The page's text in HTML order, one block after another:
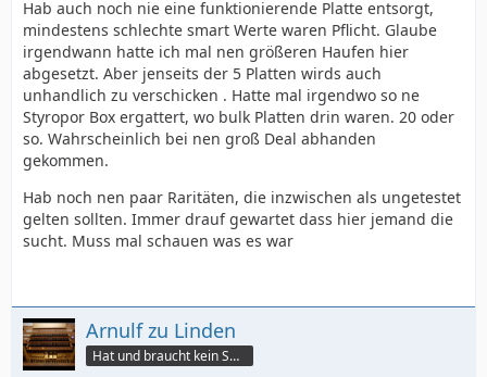
Hab auch noch nie eine funktionierende Platte entsorgt,
mindestens schlechte smart Werte waren Pflicht. Glaube
irgendwann hatte ich mal nen größeren Haufen hier
abgesetzt. Aber jenseits der 5 Platten wirds auch
unhandlich zu verschicken . Hatte mal irgendwo so ne
Styropor Box ergattert, wo bulk Platten drin waren. 20 oder
so. Wahrscheinlich bei nen groß Deal abhanden
gekommen.
Hab noch nen paar Raritäten, die inzwischen als ungetestet
gelten sollten. Immer drauf gewartet dass hier jemand die
sucht. Muss mal schauen was es war
Arnulf zu Linden
Hat und braucht kein Smartphone!